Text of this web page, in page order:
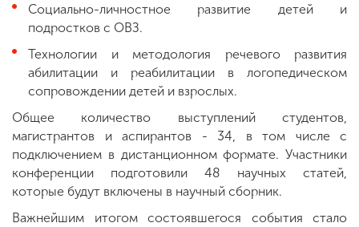
Социально-личностное развитие детей и
подростков с ОВЗ.
Технологии и методология речевого развития
абилитации и реабилитации в логопедическом
сопровождении детей и взрослых.
Общее количество выступлений студентов,
магистрантов и аспирантов - 34, в том числе с
подключением в дистанционном формате. Участники
конференции подготовили 48 научных статей,
которые будут включены в научный сборник.
Важнейшим итогом состоявшегося события стало